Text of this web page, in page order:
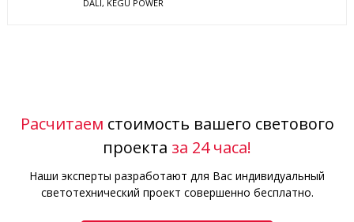
DALI, KEGU POWER
Расчитаем стоимость вашего светового
проекта за 24 часа!
Наши эксперты разработают для Вас индивидуальный
светотехнический проект совершенно бесплатно.